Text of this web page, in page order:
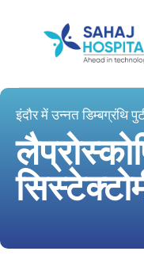
इंदौर में उन्नत डिम्बग्रंथि